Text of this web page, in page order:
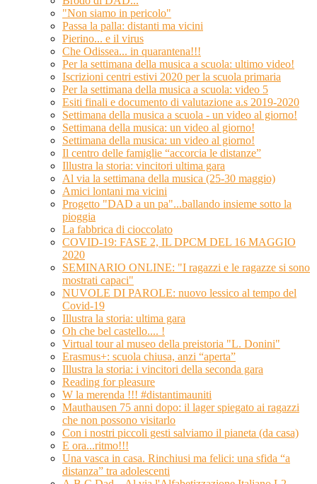
"Non siamo in pericolo"
Passa la palla: distanti ma vicini
Pierino... e il virus
Che Odissea... in quarantena!!!
Per la settimana della musica a scuola: ultimo video!
Iscrizioni centri estivi 2020 per la scuola primaria
Per la settimana della musica a scuola: video 5
Esiti finali e documento di valutazione a.s 2019-2020
Settimana della musica a scuola - un video al giorno!
Settimana della musica: un video al giorno!
Settimana della musica: un video al giorno!
Il centro delle famiglie “accorcia le distanze”
Illustra la storia: vincitori ultima gara
Al via la settimana della musica (25-30 maggio)
Amici lontani ma vicini
Progetto "DAD a un pa"...ballando insieme sotto la
pioggia
La fabbrica di cioccolato
COVID-19: FASE 2, IL DPCM DEL 16 MAGGIO
2020
SEMINARIO ONLINE: "I ragazzi e le ragazze si sono
mostrati capaci"
NUVOLE DI PAROLE: nuovo lessico al tempo del
Covid-19
Illustra la storia: ultima gara
Oh che bel castello.... !
Virtual tour al museo della preistoria "L. Donini"
Erasmus+: scuola chiusa, anzi “aperta”
Illustra la storia: i vincitori della seconda gara
Reading for pleasure
W la merenda !!! #distantimauniti
Mauthausen 75 anni dopo: il lager spiegato ai ragazzi
che non possono visitarlo
Con i nostri piccoli gesti salviamo il pianeta (da casa)
E ora...ritmo!!!
Una vasca in casa. Rinchiusi ma felici: una sfida “a
distanza” tra adolescenti